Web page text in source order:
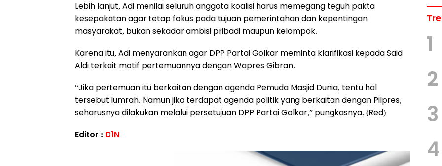
Lebih lanjut, Adi menilai seluruh anggota koalisi harus memegang teguh pakta
kesepakatan agar tetap fokus pada tujuan pemerintahan dan kepentingan
masyarakat, bukan sekadar ambisi pribadi maupun kelompok.
Karena itu, Adi menyarankan agar DPP Partai Golkar meminta klarifikasi kepada Said
Aldi terkait motif pertemuannya dengan Wapres Gibran.
“Jika pertemuan itu berkaitan dengan agenda Pemuda Masjid Dunia, tentu hal
tersebut lumrah. Namun jika terdapat agenda politik yang berkaitan dengan Pilpres,
seharusnya dilakukan melalui persetujuan DPP Partai Golkar,” pungkasnya. (Red)
Editor : D1N
1
2
3
4